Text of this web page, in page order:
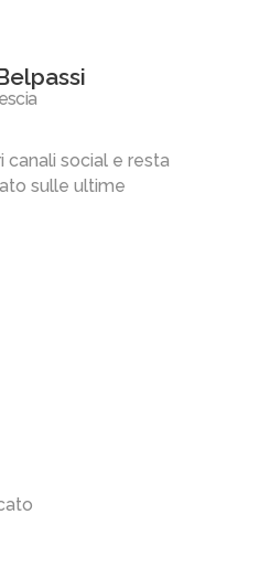
canali social e resta
sulle ultime